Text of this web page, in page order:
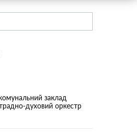
заклад
духовий оркестр